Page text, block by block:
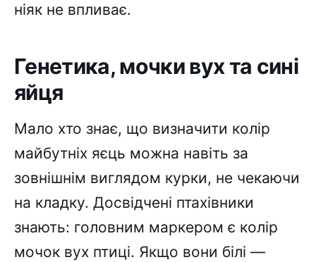
ніяк не впливає.
Генетика, мочки вух та сині
яйця
Мало хто знає, що визначити колір
майбутніх яєць можна навіть за
зовнішнім виглядом курки, не чекаючи
на кладку. Досвідчені птахівники
знають: головним маркером є колір
мочок вух птиці. Якщо вони білі —